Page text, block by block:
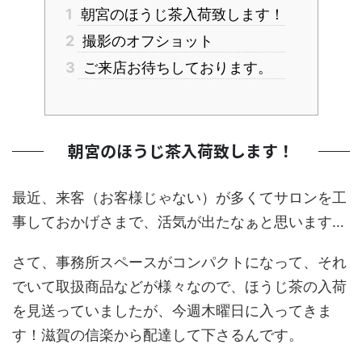
1 朝宮のほうじ茶入荷致します！
2 撮影のオフショット
3
ご来店お待ちしております。
朝宮のほうじ茶入荷致します！
最近、来客（お客様じゃない）が多くてサロンを工
事しておかげさまで、活気が出たなぁと思います…
さて、事務所スペースがコンパクトになって、それ
でいて取扱商品などが様々なので、ほうじ茶の入荷
を見送っていましたが、今週木曜日に入ってきま
す！滋賀の信楽から配達して下さるんです。